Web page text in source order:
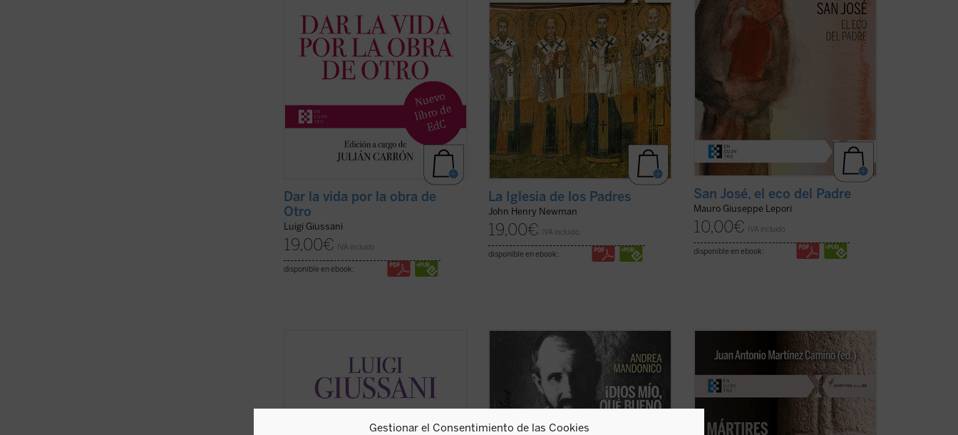
Gestionar el Consentimiento de las Cookies
Giussani pone de ...
(ver ficha)
Dar la vida por la obra de
Otro
Luigi Giussani
19,00€ IVA incluido
disponible en ebook:
al cristianismo primitivo para ...(ver
ficha)
La Iglesia de los Padres
John Henry Newman
19,00€ IVA incluido
disponible en ebook:
Presencia en su casa. Con él, Dios Padre
no ha querido ...
(ver ficha)
San José, el eco del Padre
Mauro Giuseppe Lepori
10,00€ IVA incluido
disponible en ebook:
es el quinto volumen de la serie dedicada
a las intervenciones realizadas por don
Luigi Giussani durante los Ejercicios
espirituales de la Fraternidad de
Esta biografía del recién proclamado
santo Carlos de Foucauld, escrita por
quien ha sido vicepostulador de su causa
de canonización, se centra en los
aspectos más sobresalientes de su
El libro arranca ...(ver ficha)
En este libro se ensaya una historia
hagiocéntrica de la Iglesia, pautada por
los santos y sus misiones, más que por
papas, obispos y concilios. Es una historia
aún por hacer, pero exigida por la
enseñanza del Vaticano II y deGaudete
et ...(ver ficha)